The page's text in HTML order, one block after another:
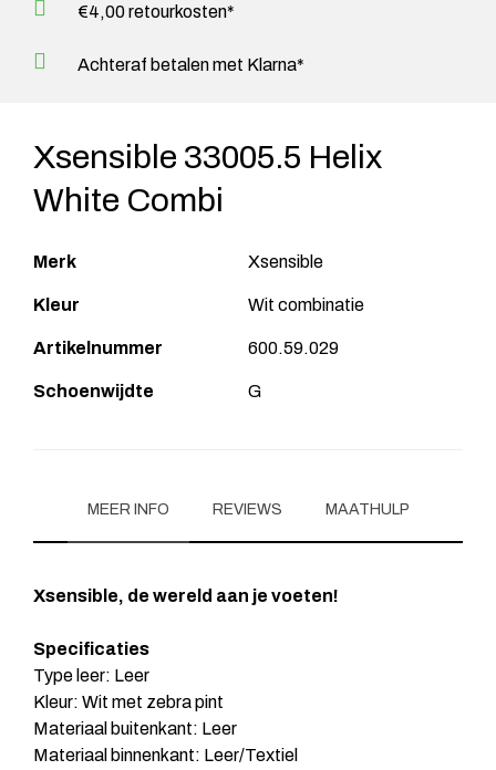
€4,00 retourkosten*
Achteraf betalen met Klarna*
Xsensible 33005.5 Helix
White Combi
Merk Xsensible
Kleur Wit combinatie
Artikelnummer 600.59.029
Schoenwijdte G
MEER INFO REVIEWS MAATHULP
Xsensible, de wereld aan je voeten!
Specificaties
Type leer: Leer
Kleur: Wit met zebra pint
Materiaal buitenkant: Leer
Materiaal binnenkant: Leer/Textiel